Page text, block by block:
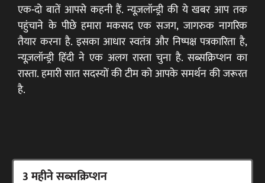
एक-दो बातें आपसे कहनी हैं. न्यूज़लॉन्ड्री की ये खबर आप तक
पहुंचाने के पीछे हमारा मकसद एक सजग, जागरुक नागरिक
तैयार करना है. इसका आधार स्वतंत्र और निष्पक्ष पत्रकारिता है,
न्यूज़लॉन्ड्री हिंदी ने एक अलग रास्ता चुना है. सब्सक्रिप्शन का
रास्ता. हमारी सात सदस्यों की टीम को आपके समर्थन की जरूरत
है.
3 महीने सब्सक्रिप्शन